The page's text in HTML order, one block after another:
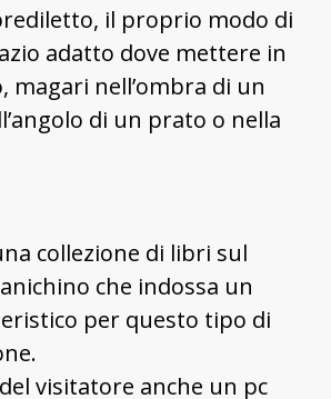
il proprio modo di
adatto dove mettere in
magari nell’ombra di un
di un prato o nella
collezione di libri sul
che indossa un
per questo tipo di
visitatore anche un pc